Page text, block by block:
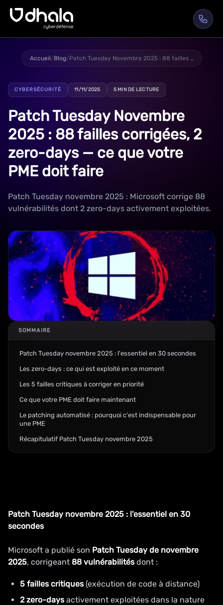
Accueil/Blog/ Patch Tuesday Novembre 2025 : 88 failles corrigées, 2 zero-days — ce que votre PME doit faire
CYBERSÉCURITÉ 11/11/2025 5 MIN DE LECTURE
Patch Tuesday Novembre
2025 : 88 failles corrigées, 2
zero-days — ce que votre
PME doit faire
Patch Tuesday novembre 2025 : Microsoft corrige 88
vulnérabilités dont 2 zero-days activement exploitées.
SOMMAIRE
Patch Tuesday novembre 2025 : l'essentiel en 30 secondes
Les zero-days : ce qui est exploité en ce moment
Les 5 failles critiques à corriger en priorité
Ce que votre PME doit faire maintenant
Le patching automatisé : pourquoi c'est indispensable pour
une PME
Récapitulatif Patch Tuesday novembre 2025
Patch Tuesday novembre 2025 : l'essentiel en 30
secondes
Microsoft a publié son Patch Tuesday de novembre
2025, corrigeant 88 vulnérabilitésdont :
5 failles critiques(exécution de code à distance)
2 zero-daysactivement exploitées dans la nature